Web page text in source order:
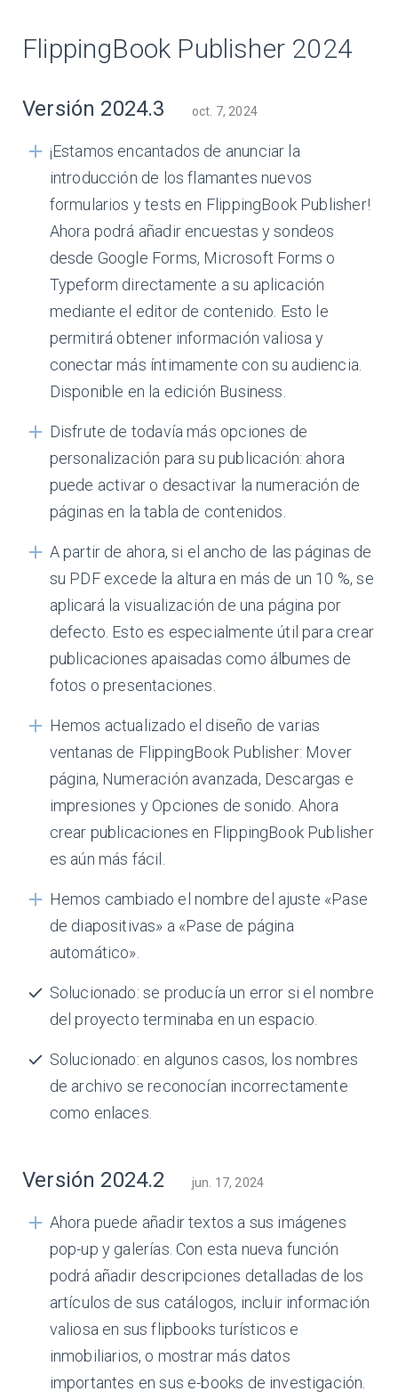
FlippingBook Publisher 2024
Versión 2024.3 oct. 7, 2024
¡Estamos encantados de anunciar la
introducción de los flamantes nuevos
formularios y tests en FlippingBook Publisher!
Ahora podrá añadir encuestas y sondeos
desde Google Forms, Microsoft Forms o
Typeform directamente a su aplicación
mediante el editor de contenido. Esto le
permitirá obtener información valiosa y
conectar más íntimamente con su audiencia.
Disponible en la edición Business.
Disfrute de todavía más opciones de
personalización para su publicación: ahora
puede activar o desactivar la numeración de
páginas en la tabla de contenidos.
A partir de ahora, si el ancho de las páginas de
su PDF excede la altura en más de un 10 %, se
aplicará la visualización de una página por
defecto. Esto es especialmente útil para crear
publicaciones apaisadas como álbumes de
fotos o presentaciones.
Hemos actualizado el diseño de varias
ventanas de FlippingBook Publisher: Mover
página, Numeración avanzada, Descargas e
impresiones y Opciones de sonido. Ahora
crear publicaciones en FlippingBook Publisher
es aún más fácil.
Hemos cambiado el nombre del ajuste «Pase
de diapositivas» a «Pase de página
automático».
Solucionado: se producía un error si el nombre
del proyecto terminaba en un espacio.
Solucionado: en algunos casos, los nombres
de archivo se reconocían incorrectamente
como enlaces.
Versión 2024.2 jun. 17, 2024
Ahora puede añadir textos a sus imágenes
pop-up y galerías. Con esta nueva función
podrá añadir descripciones detalladas de los
artículos de sus catálogos, incluir información
valiosa en sus flipbooks turísticos e
inmobiliarios, o mostrar más datos
importantes en sus e-books de investigación.